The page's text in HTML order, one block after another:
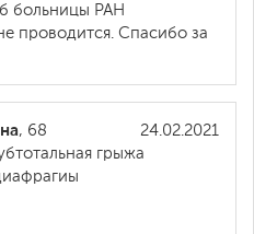
больницы РАН
проводится. Спасибо за
24.02.2021
, 68
грыжа